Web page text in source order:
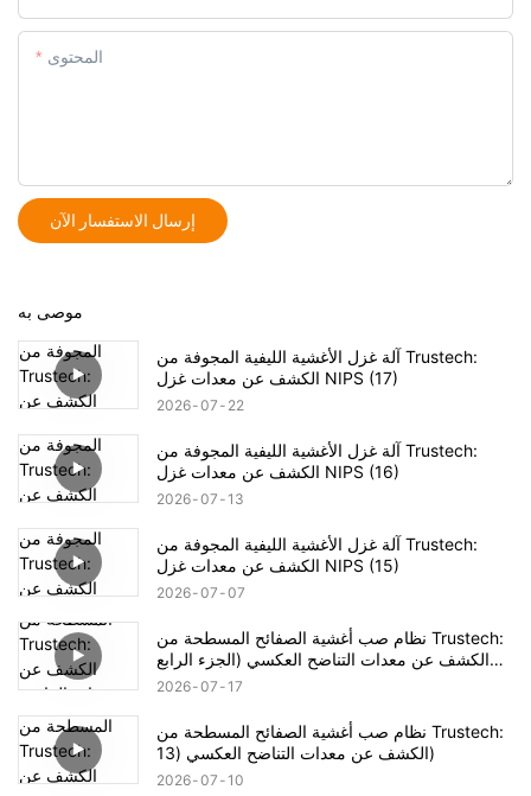
المحتوى
إرسال الاستفسار الآن
موصى به
آلة غزل الأغشية الليفية المجوفة من Trustech:
الكشف عن معدات غزل NIPS (17)
2026 07 22
آلة غزل الأغشية الليفية المجوفة من Trustech:
الكشف عن معدات غزل NIPS (16)
2026 07 13
آلة غزل الأغشية الليفية المجوفة من Trustech:
الكشف عن معدات غزل NIPS (15)
2026 07 07
نظام صب أغشية الصفائح المسطحة من Trustech:
الكشف عن معدات التناضح العكسي (الجزء الرابع
عشر)2026 07 17
نظام صب أغشية الصفائح المسطحة من Trustech:
الكشف عن معدات التناضح العكسي (13)
2026 07 10